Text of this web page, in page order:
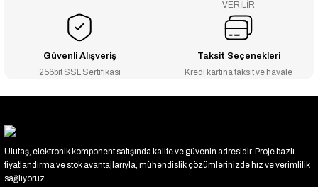
VERİLİR
Güvenli Alışveriş
256bit SSL Sertifikası
Taksit Seçenekleri
Kredi kartına taksit ve havale
Ulutaş, elektronik komponent satışında kalite ve güvenin adresidir. Proje bazlı
fiyatlandırma ve stok avantajlarıyla, mühendislik çözümlerinizde hız ve verimlilik
sağlıyoruz.